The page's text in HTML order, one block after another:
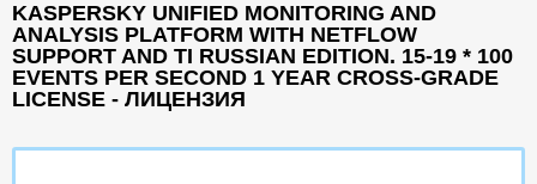
KASPERSKY UNIFIED MONITORING AND
ANALYSIS PLATFORM WITH NETFLOW
SUPPORT AND TI RUSSIAN EDITION. 15-19 * 100
EVENTS PER SECOND 1 YEAR CROSS-GRADE
LICENSE - ЛИЦЕНЗИЯ